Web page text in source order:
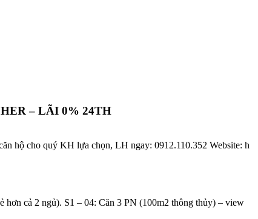
– LÃI 0% 24TH
hộ cho quý KH lựa chọn, LH ngay: 0912.110.352 Website: h
hơn cả 2 ngủ). S1 – 04: Căn 3 PN (100m2 thông thủy) – view